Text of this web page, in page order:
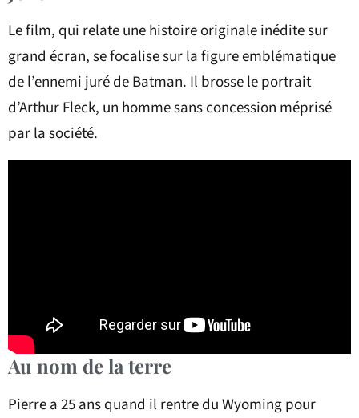
Le film, qui relate une histoire originale inédite sur
grand écran, se focalise sur la figure emblématique
de l’ennemi juré de Batman. Il brosse le portrait
d’Arthur Fleck, un homme sans concession méprisé
par la société.
Au nom de la terre
Pierre a 25 ans quand il rentre du Wyoming pour